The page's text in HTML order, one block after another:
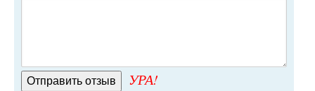
УРА!